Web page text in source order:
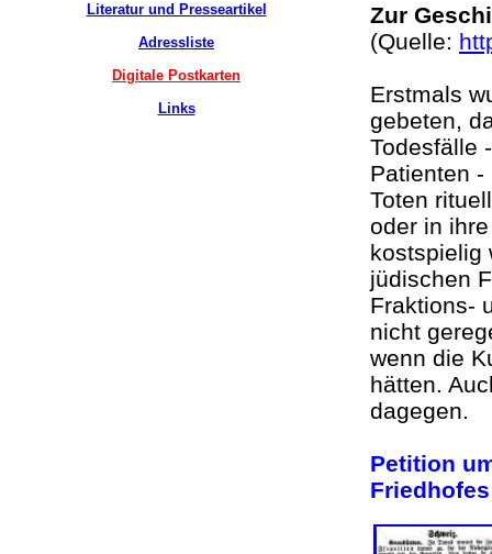
Literatur und Presseartikel
Adressliste
Digitale Postkarten
Links
Zur
(Quelle:
Erstmals
gebeten,
Todesfälle
Patienten
Toten
oder in
kostspielig
jüdischen
Fraktions-
nicht
wenn die
hätten.
dagegen.
Petition